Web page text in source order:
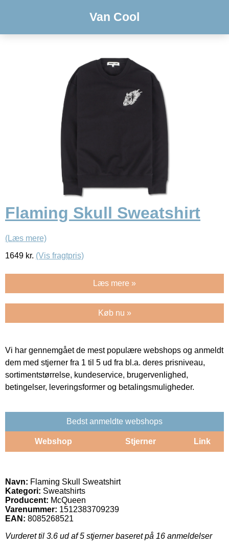
Van Cool
Flaming Skull Sweatshirt
(Læs mere)
1649 kr. (Vis fragtpris)
Læs mere »
Køb nu »
Vi har gennemgået de mest populære webshops og anmeldt
dem med stjerner fra 1 til 5 ud fra bl.a. deres prisniveau,
sortimentstørrelse, kundeservice, brugervenlighed,
betingelser, leveringsformer og betalingsmuligheder.
Bedst anmeldte webshops
Webshop Stjerner Link
Navn: Flaming Skull Sweatshirt
Kategori: Sweatshirts
Producent: McQueen
Varenummer: 1512383709239
EAN: 8085268521
Vurderet til 3.6 ud af 5 stjerner baseret på 16 anmeldelser